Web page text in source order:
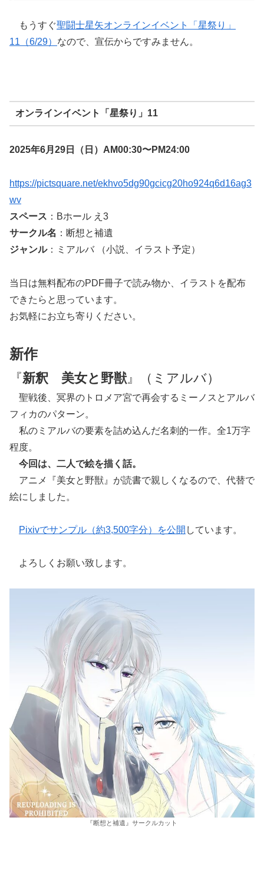
もうすぐ聖闘士星矢オンラインイベント「星祭り」
11（6/29） なので、宣伝からですみません。
オンラインイベント「星祭り」11
2025年6月29日（日）AM00:30〜PM24:00
https://pictsquare.net/ekhvo5dg90gcicg20ho924q6d16ag3
wv
スペース ：Bホール え3
サークル名 ：断想と補遺
ジャンル：ミアルバ （小説、イラスト予定）
当日は無料配布のPDF冊子で読み物か、イラストを配布
できたらと思っています。
お気軽にお立ち寄りください。
新作
『新釈 美女と野獣 』（ミアルバ）
聖戦後、冥界のトロメア宮で再会するミーノスとアルバ
フィカのパターン。
私のミアルバの要素を詰め込んだ名刺的一作。全1万字
程度。
今回は、二人で絵を描く話。
アニメ『美女と野獣』が読書で親しくなるので、代替で
絵にしました。
Pixivでサンプル（約3,500字分）を公開 しています。
よろしくお願い致します。
『断想と補遺』サークルカット